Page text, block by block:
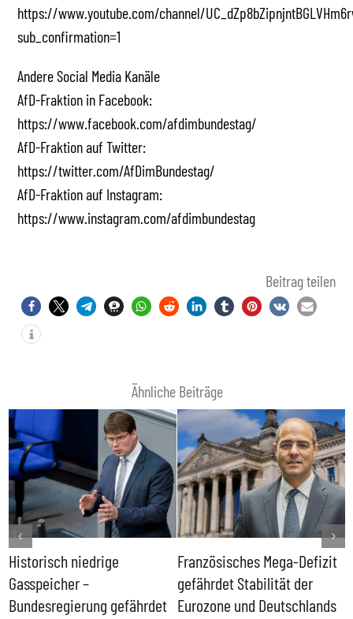
https://www.youtube.com/channel/
sub_confirmation=1
Andere Social Media Kanäle
AfD-Fraktion in Facebook:
https://www.facebook.com/afdimbundestag/
AfD-Fraktion auf Twitter:
https://twitter.com/AfDimBundestag/
AfD-Fraktion auf Instagram:
https://www.instagram.com/afdimbundestag
Beitrag teilen
Ähnliche Beiträge
Historisch niedrige
Gasspeicher –
Bundesregierung gefährdet
Französisches Mega-Defizit
gefährdet Stabilität der
Eurozone und Deutschlands